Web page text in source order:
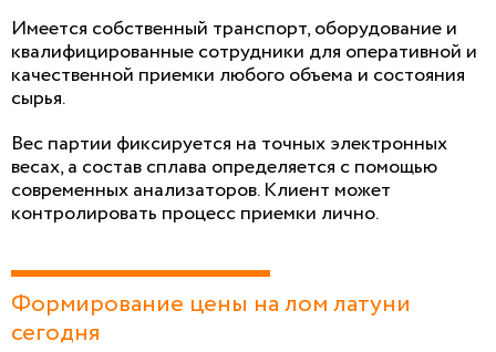
Имеется собственный транспорт, оборудование и
квалифицированные сотрудники для оперативной и
качественной приемки любого объема и состояния
сырья.
Вес партии фиксируется на точных электронных
весах, а состав сплава определяется с помощью
современных анализаторов. Клиент может
контролировать процесс приемки лично.
Формирование цены на лом латуни
сегодня